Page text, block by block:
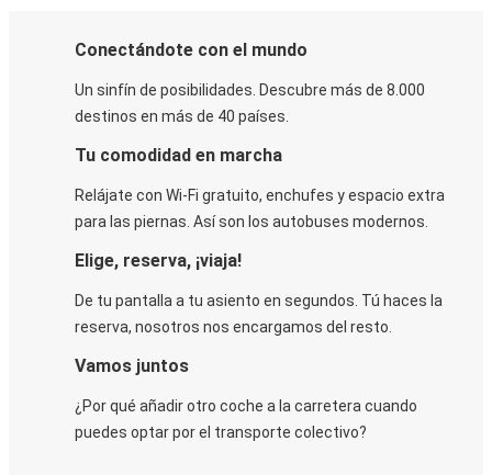
Conectándote con el mundo
Un sinfín de posibilidades. Descubre más de 8.000
destinos en más de 40 países.
Tu comodidad en marcha
Relájate con Wi-Fi gratuito, enchufes y espacio extra
para las piernas. Así son los autobuses modernos.
Elige, reserva, ¡viaja!
De tu pantalla a tu asiento en segundos. Tú haces la
reserva, nosotros nos encargamos del resto.
Vamos juntos
¿Por qué añadir otro coche a la carretera cuando
puedes optar por el transporte colectivo?